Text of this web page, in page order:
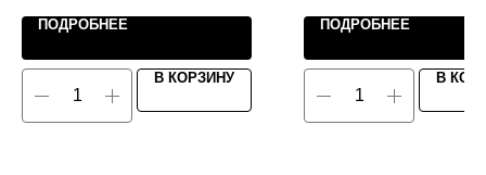
ПОДРОБНЕЕ
В КОРЗИНУ
ПОДРОБНЕЕ
В